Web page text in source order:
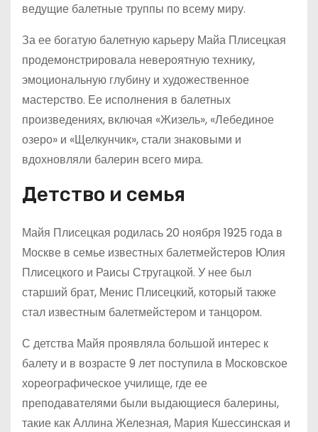
ведущие балетные труппы по всему миру.
За ее богатую балетную карьеру Майа Плисецкая
продемонстрировала невероятную технику,
эмоциональную глубину и художественное
мастерство. Ее исполнения в балетных
произведениях, включая «Жизель», «Лебединое
озеро» и «Щелкунчик», стали знаковыми и
вдохновляли балерин всего мира.
Детство и семья
Майя Плисецкая родилась 20 ноября 1925 года в
Москве в семье известных балетмейстеров Юлия
Плисецкого и Раисы Стругацкой. У нее был
старший брат, Менис Плисецкий, который также
стал известным балетмейстером и танцором.
С детства Майя проявляла большой интерес к
балету и в возрасте 9 лет поступила в Московское
хореографическое училище, где ее
преподавателями были выдающиеся балерины,
такие как Аллина Железная, Мария Кшессинская и